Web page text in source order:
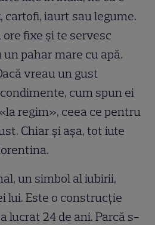
cartofi, iaurt sau legume.
fixe şi te servesc
pahar mare cu apă.
vreau un gust
cum spun ei
regim», ceea ce pentru
Chiar şi aşa, tot iute
un simbol al iubirii,
lui. Este o construcţie
lucrat 24 de ani. Parcă s-